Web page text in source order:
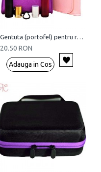
Gentuta (portofel) pentru roll-on-uri
20.50 RON
Adauga in Cos